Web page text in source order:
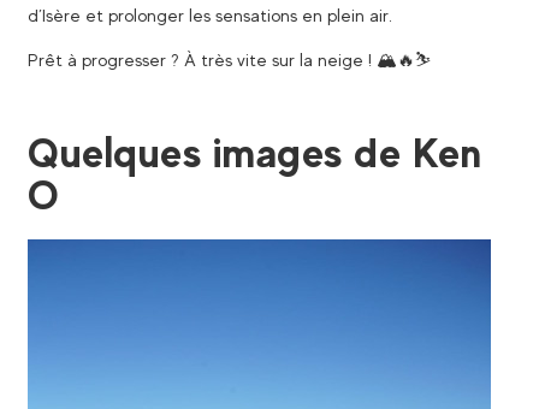
d’Isère et prolonger les sensations en plein air.
Prêt à progresser ? À très vite sur la neige ! 🏔️🔥⛷️
Quelques images de Ken
O